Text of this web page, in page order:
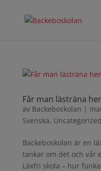
Får man lästräna
av Backeboskolan |
Svenska, Uncategorized
Backeboskolan är en
tankar om det och vår
Läxfri skola – hur